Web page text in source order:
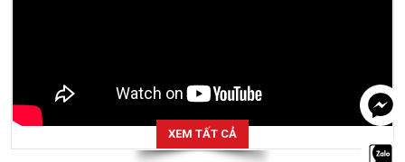
XEM TẤT CẢ